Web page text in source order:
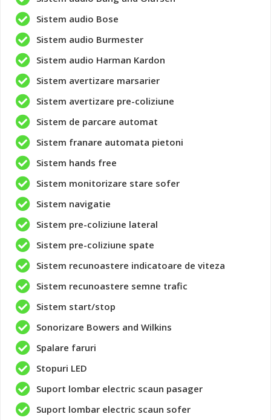
Sistem audio Bose
Sistem audio Burmester
Sistem audio Harman Kardon
Sistem avertizare marsarier
Sistem avertizare pre-coliziune
Sistem de parcare automat
Sistem franare automata pietoni
Sistem hands free
Sistem monitorizare stare sofer
Sistem navigatie
Sistem pre-coliziune lateral
Sistem pre-coliziune spate
Sistem recunoastere indicatoare de viteza
Sistem recunoastere semne trafic
Sistem start/stop
Sonorizare Bowers and Wilkins
Spalare faruri
Stopuri LED
Suport lombar electric scaun pasager
Suport lombar electric scaun sofer